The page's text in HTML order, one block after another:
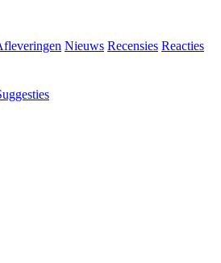
Nieuws Recensies Reacties